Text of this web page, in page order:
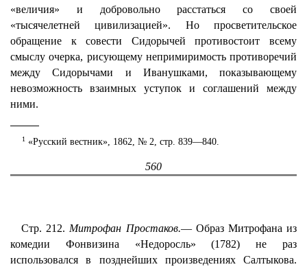
«величия» и добровольно расстаться со своей
«тысячелетней цивилизацией». Но просветительское
обращение к совести Сидорычей противостоит всему
смыслу очерка, рисующему непримиримость противоречий
между Сидорычами и Иванушками, показывающему
невозможность взаимных уступок и соглашений между
ними.
1«Русский вестник», 1862, № 2, стр. 839—840.
560
Стр. 212.Митрофан Простаков.— Образ Митрофана из
комедии Фонвизина «Недоросль» (1782) не раз
использовался в позднейших произведениях Салтыкова.